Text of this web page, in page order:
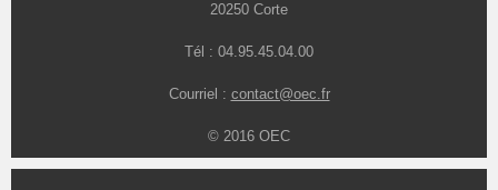
20250 Corte
Tél : 04.95.45.04.00
Courriel : contact@oec.fr
© 2016 OEC